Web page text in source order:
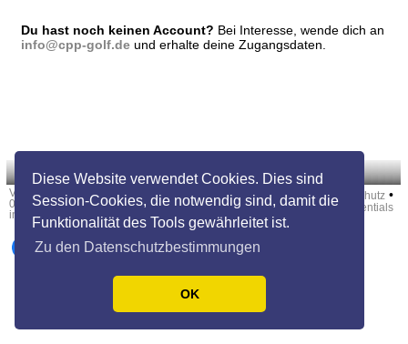
Diese Website verwendet Cookies. Dies sind
Session-Cookies, die notwendig sind, damit die
Funktionalität des Tools gewährleitet ist.
Zu den Datenschutzbestimmungen
OK
Du hast noch keinen Account? Bei Interesse, wende dich an
info@cpp-golf.deund erhalte deine Zugangsdaten.
Version:
01.03.2504301
info@360golfzone.de
Kontakt•Über uns •Impressum•Datenschutz •
Credentials